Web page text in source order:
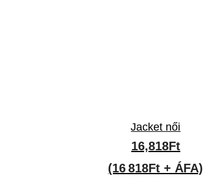
Jacket női
16,818Ft
(16 818Ft + ÁFA)